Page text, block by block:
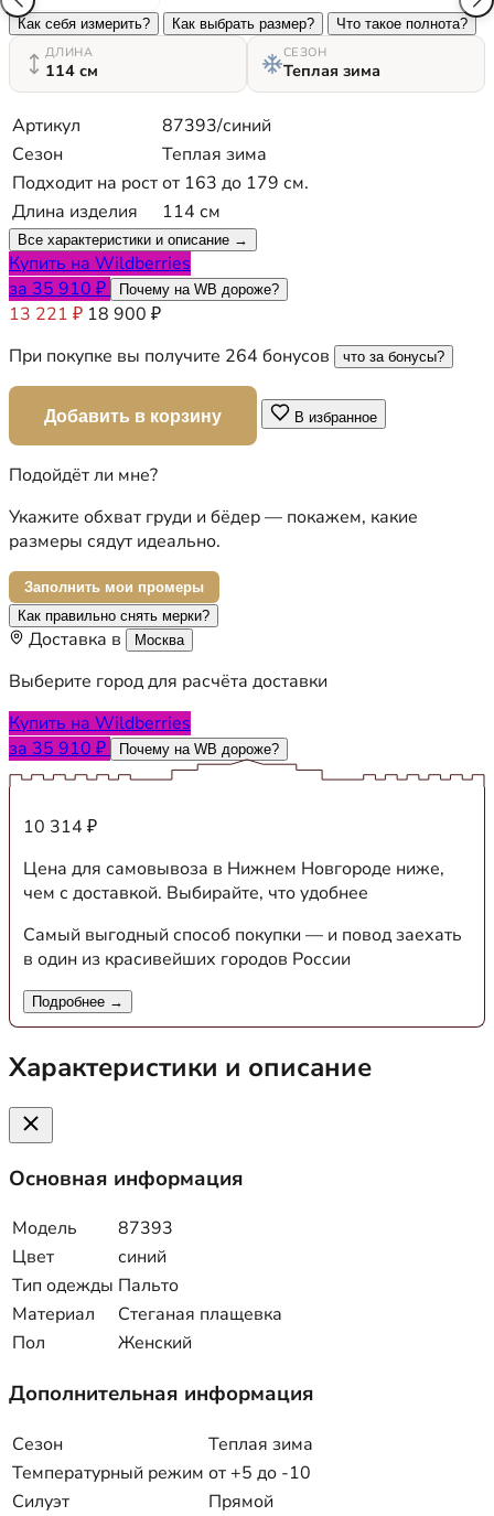
Как себя измерить?
Как выбрать размер?
Что такое полнота?
ДЛИНА
114 см
СЕЗОН
Теплая зима
Артикул
87393/синий
Сезон
Теплая зима
Подходит на ростот 163 до 179 см.
Длина изделия
114 см
Все характеристики и описание →
Купить на Wildberries
за 35 910 ₽
Почему на WB дороже?
13 221 ₽ 18 900 ₽
При покупке вы получите 264 бонусов
что за бонусы?
Добавить в корзину В избранное
Подойдёт ли мне?
Укажите обхват груди и бёдер — покажем, какие
размеры сядут идеально.
Заполнить мои промеры
Как правильно снять мерки?
Доставка в Москва
Выберите город для расчёта доставки
Купить на Wildberries
за 35 910 ₽
Почему на WB дороже?
10 314 ₽
Цена для самовывоза в Нижнем Новгороде ниже,
чем с доставкой. Выбирайте, что удобнее
Самый выгодный способ покупки — и повод заехать
в один из красивейших городов России
Подробнее →
Характеристики и описание
Основная информация
Модель
87393
Цвет
синий
Тип одежды Пальто
Материал
Стеганая плащевка
Пол
Женский
Дополнительная информация
Сезон
Теплая зима
Температурный режим от +5 до -10
Силуэт
Прямой